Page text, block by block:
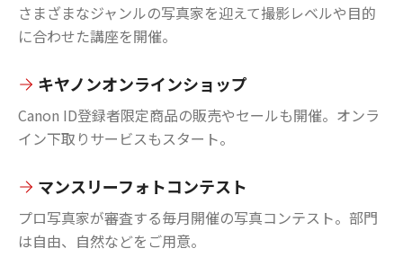
さまざまなジャンルの写真家を迎えて撮影レベルや目的
に合わせた講座を開催。
キヤノンオンラインショップ
Canon ID登録者限定商品の販売やセールも開催。オンラ
イン下取りサービスもスタート。
マンスリーフォトコンテスト
プロ写真家が審査する毎月開催の写真コンテスト。部門
は自由、自然などをご用意。